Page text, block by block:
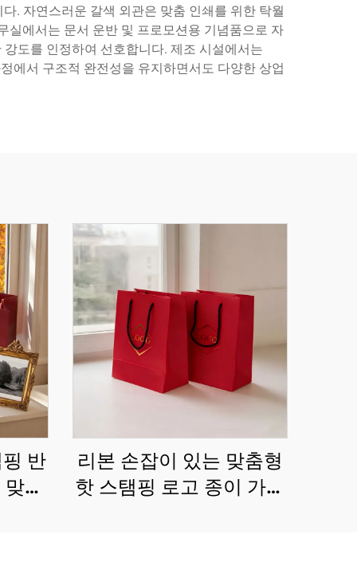
. 자연스러운 갈색 외관은 맞춤 인쇄를 위한 탁월
실에서는 문서 운반 및 프로모션용 기념품으로 자
도를 인정하여 선호합니다. 제조 시설에서는
에서 구조적 완전성을 유지하면서도 다양한 상업
반
춤
리본 손잡이 있는 맞춤형
핫 스탬핑 로고 종이 가방